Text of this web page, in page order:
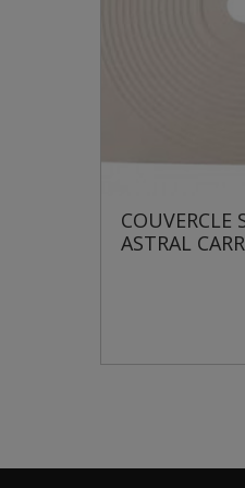
SKIMMER